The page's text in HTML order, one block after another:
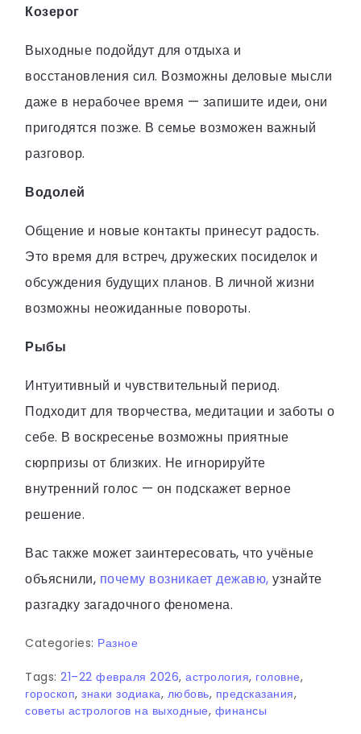
Козерог
Выходные подойдут для отдыха и
восстановления сил. Возможны деловые мысли
даже в нерабочее время — запишите идеи, они
пригодятся позже. В семье возможен важный
разговор.
Водолей
Общение и новые контакты принесут радость.
Это время для встреч, дружеских посиделок и
обсуждения будущих планов. В личной жизни
возможны неожиданные повороты.
Рыбы
Интуитивный и чувствительный период.
Подходит для творчества, медитации и заботы о
себе. В воскресенье возможны приятные
сюрпризы от близких. Не игнорируйте
внутренний голос — он подскажет верное
решение.
Вас также может заинтересовать, что учёные
объяснили, почему возникает дежавю, узнайте
разгадку загадочного феномена.
Categories: Разное
Tags: 21–22 февраля 2026, астрология, головне,
гороскоп, знаки зодиака, любовь, предсказания,
советы астрологов на выходные, финансы